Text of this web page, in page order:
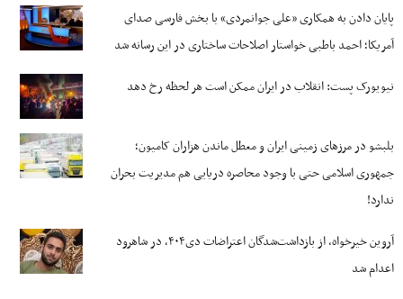
پایان دادن به همکاری «علی جوانمردی» با بخش فارسی صدای
آمریکا؛ احمد باطبی خواستار اصلاحات ساختاری در این رسانه شد
نیویورک پست: انقلاب در ایران ممکن است هر لحظه رخ دهد
بلبشو در مرزهای زمینی ایران و معطل ماندن هزاران کامیون؛
جمهوری اسلامی حتی با وجود محاصره دریایی هم مدیریت بحران
ندارد!
آروین خیرخواه، از بازداشت‌شدگان اعتراضات دی۴۰۴، در شاهرود
اعدام شد